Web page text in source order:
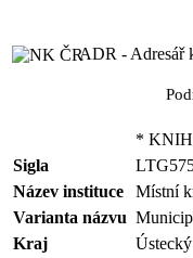
ADR - Adresář
*
Sigla
Název instituce
Místní
Varianta názvu
Kraj